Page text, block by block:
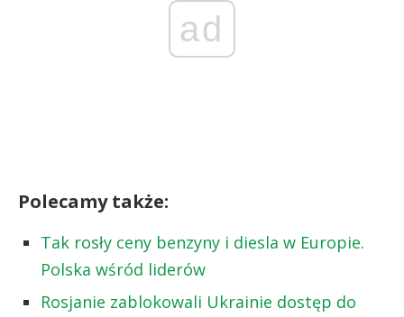
ad
Polecamy także:
Tak rosły ceny benzyny i diesla w Europie.
Polska wśród liderów
Rosjanie zablokowali Ukrainie dostęp do